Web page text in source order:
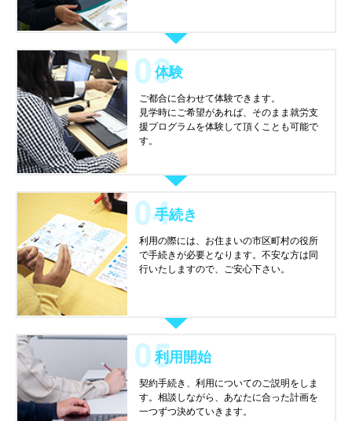
体験
ご都合に合わせて体験できます。
見学時にご希望があれば、そのまま就労支
援プログラムを体験して頂くことも可能で
す。
手続き
利用の際には、お住まいの市区町村の役所
で手続きが必要となります。不安な方は同
行いたしますので、ご安心下さい。
利用開始
契約手続き、利用についてのご説明をしま
す。相談しながら、あなたに合った計画を
一つずつ決めていきます。